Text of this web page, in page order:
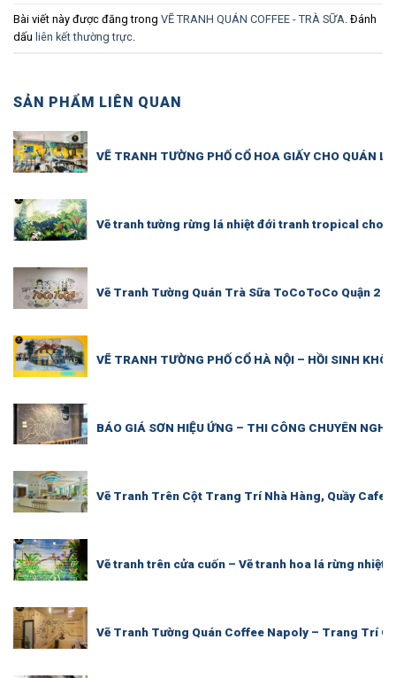
Bài viết này được đăng trong VẼ TRANH QUÁN COFFEE - TRÀ SỮA . Đánh
dấu liên kết thường trực
SẢN PHẨM LIÊN QUAN
VẼ TRANH TƯỜNG PHỐ CỔ HOA GIẤY CHO QUÁN
Vẽ tranh tường rừng lá nhiệt đới tranh tropical cho
Vẽ Tranh Tường Quán Trà Sữa ToCoToCo Quận 2
VẼ TRANH TƯỜNG PHỐ CỔ HÀ NỘI – HỒI SINH
BÁO GIÁ SƠN HIỆU ỨNG – THI CÔNG CHUYÊN
Vẽ Tranh Trên Cột Trang Trí Nhà Hàng, Quầy Cafe
Vẽ tranh trên cửa cuốn – Vẽ tranh hoa lá rừng nhiệt
Vẽ Tranh Tường Quán Coffee Napoly – Trang Trí